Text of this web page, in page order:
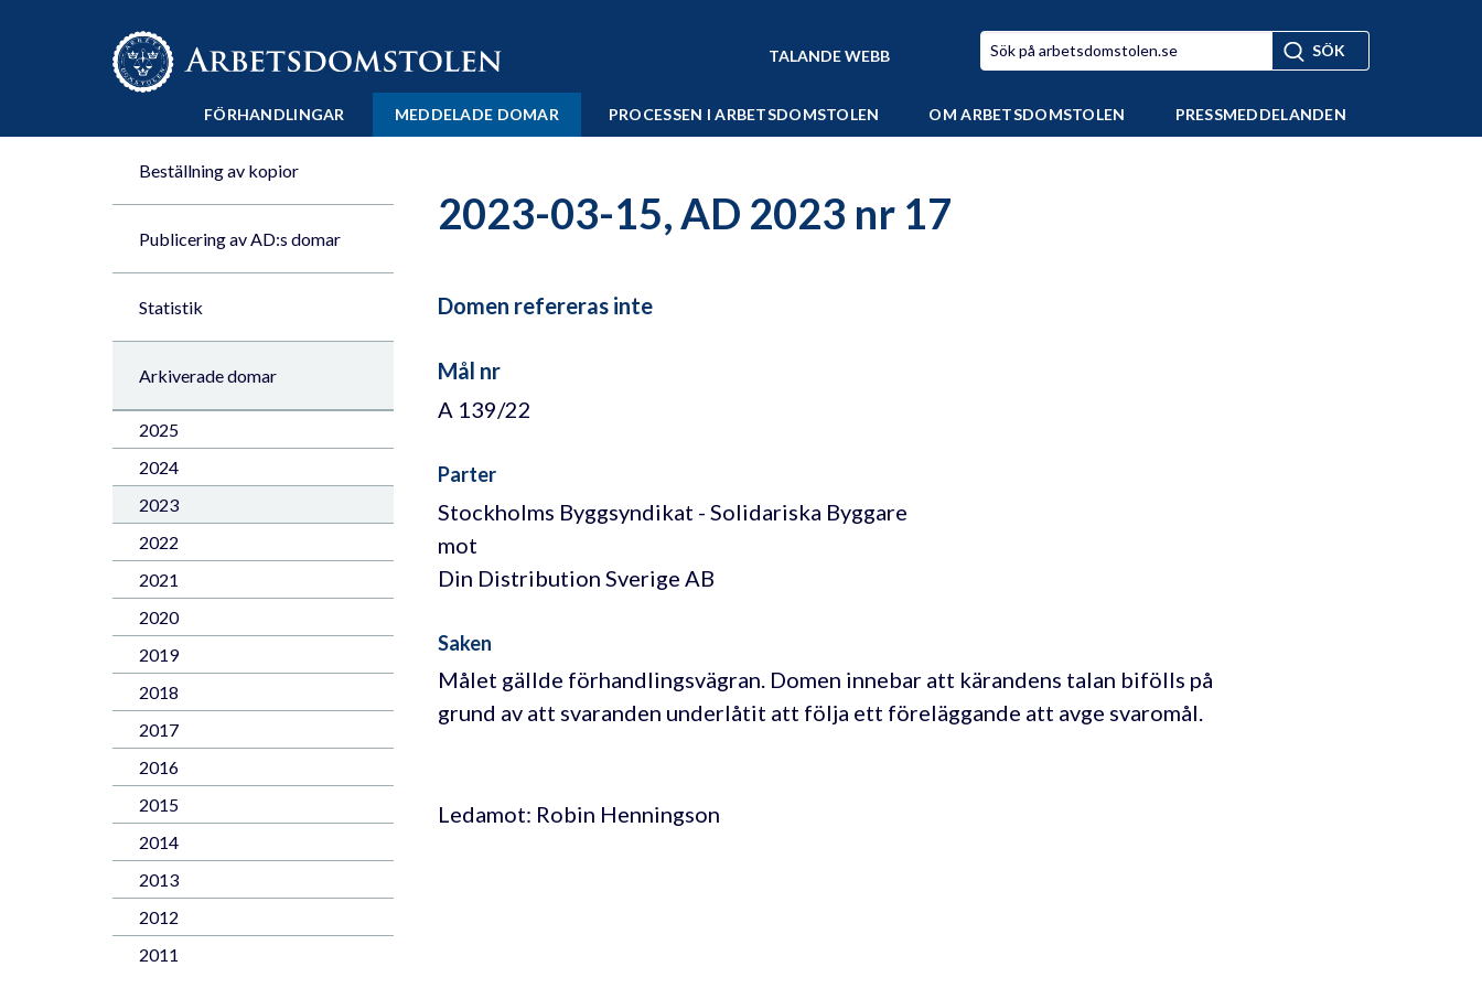
Till innehåll på sidan x
TALANDE WEBB
FÖRHANDLINGAR MEDDELADE DOMAR PROCESSEN I ARBETSDOMSTOLEN OM ARBETSDOMSTOLEN PRESSMEDDELANDEN
Beställning av kopior
Publicering av AD:s domar
Statistik
Arkiverade domar
2025
2024
2023
2022
2021
2020
2019
2018
2017
2016
2015
2014
2013
2012
2011
2023-03-15, AD 2023 nr 17
Domen refereras inte
Mål nr
A 139/22
Parter
Stockholms Byggsyndikat - Solidariska Byggare
mot
Din Distribution Sverige AB
Saken
Målet gällde förhandlingsvägran. Domen innebar att kärandens talan bifölls på
grund av att svaranden underlåtit att följa ett föreläggande att avge svaromål.
Ledamot: Robin Henningson